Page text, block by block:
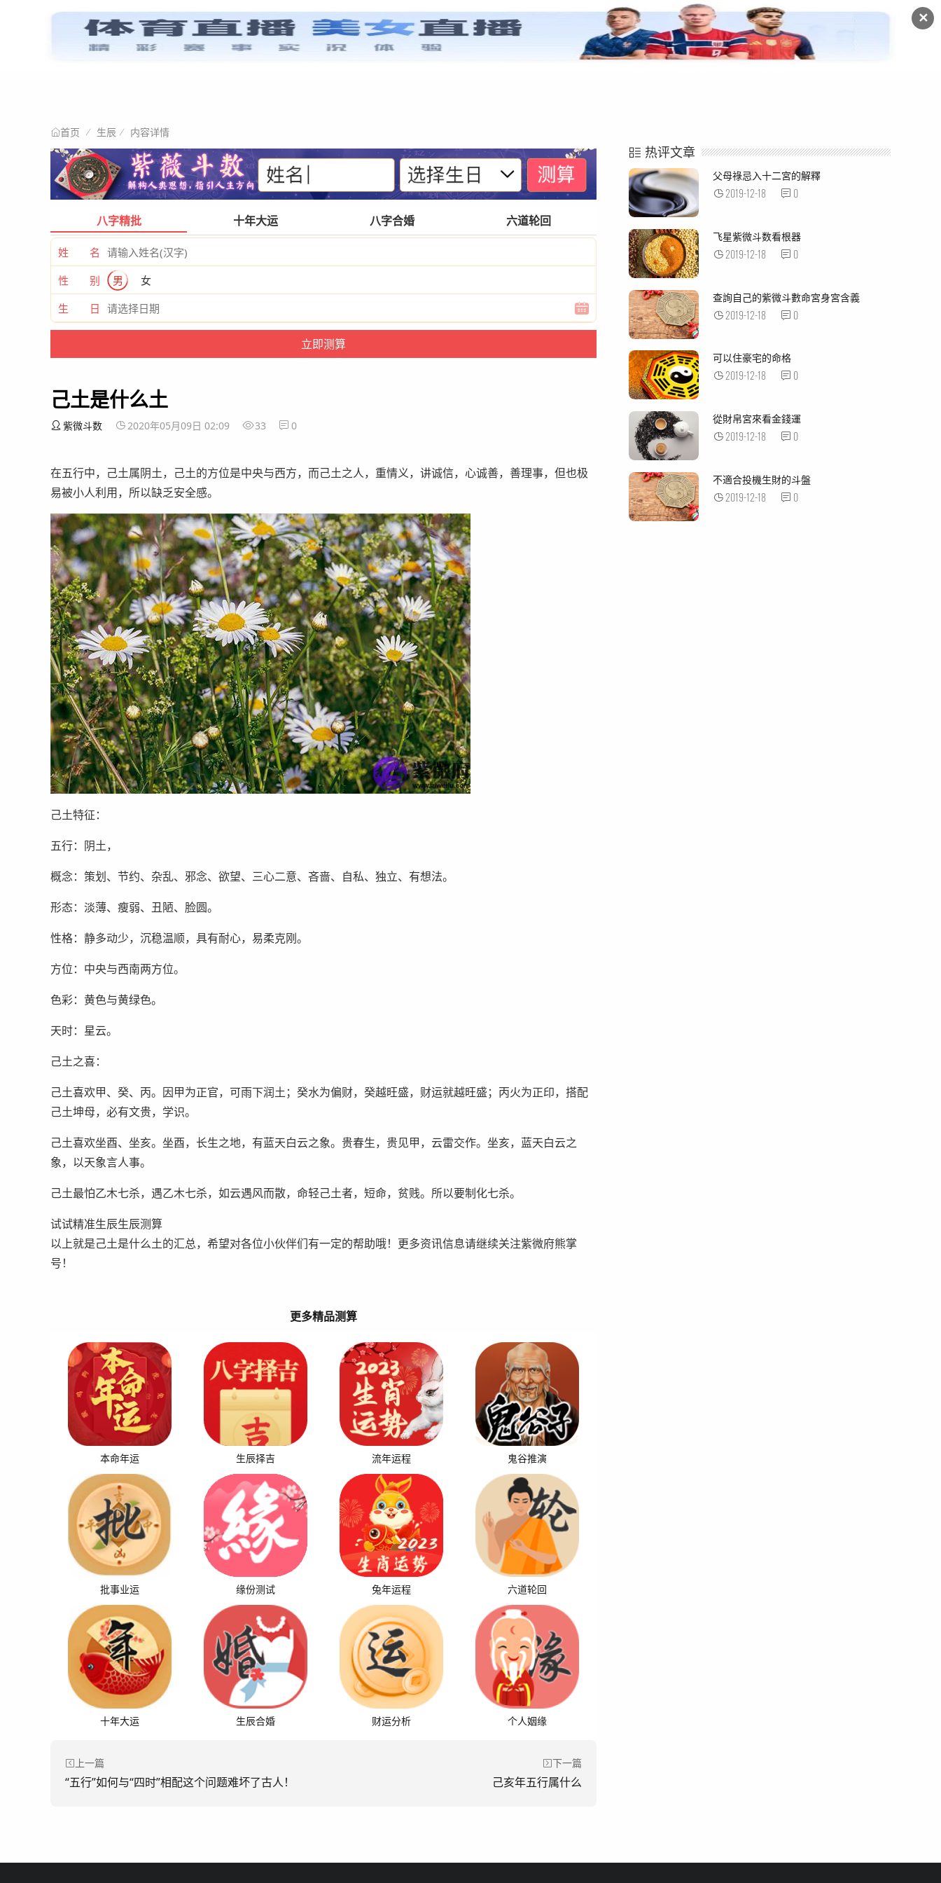
✕
首页 星情阐述 紫微基础 宫位体系 四化诀窍 格局玄奥 命例解析 紫微杂谈
首页 生辰 内容详情
八字精批 十年大运 八字合婚 六道轮回
姓 名
性 别
男
女
生 日
己土是什么土
紫微斗数 2020年05月09日 02:09 33 0
在五行中，己土属阴土，己土的方位是中央与西方，而己土之人，重情义，讲诚信，心诚善，善理事，但也极
易被小人利用，所以缺乏安全感。
己土特征：
五行：阴土，
概念：策划、节约、杂乱、邪念、欲望、三心二意、吝啬、自私、独立、有想法。
形态：淡薄、瘦弱、丑陋、脸圆。
性格：静多动少，沉稳温顺，具有耐心，易柔克刚。
方位：中央与西南两方位。
色彩：黄色与黄绿色。
天时：星云。
己土之喜：
己土喜欢甲、癸、丙。因甲为正官，可雨下润土；癸水为偏财，癸越旺盛，财运就越旺盛；丙火为正印，搭配
己土坤母，必有文贵，学识。
己土喜欢坐酉、坐亥。坐酉，长生之地，有蓝天白云之象。贵春生，贵见甲，云雷交作。坐亥，蓝天白云之
象，以天象言人事。
己土最怕乙木七杀，遇乙木七杀，如云遇风而散，命轻己土者，短命，贫贱。所以要制化七杀。
试试精准生辰生辰测算
以上就是己土是什么土的汇总，希望对各位小伙伴们有一定的帮助哦！更多资讯信息请继续关注紫微府熊掌
号！
更多精品测算
本命年运 生辰择吉 流年运程 鬼谷推演
批事业运 缘份测试 兔年运程 六道轮回
十年大运 生辰合婚 财运分析 个人姻缘
上一篇
“五行”如何与“四时”相配这个问题难坏了古人！
下一篇
己亥年五行属什么
热评文章
父母祿忌入十二宮的解釋
2019-12-18 0
飞星紫微斗数看根器
2019-12-18 0
查詢自己的紫微斗數命宮身宮含義
2019-12-18 0
可以住豪宅的命格
2019-12-18 0
從財帛宮來看金錢運
2019-12-18 0
不適合投機生財的斗盤
2019-12-18 0